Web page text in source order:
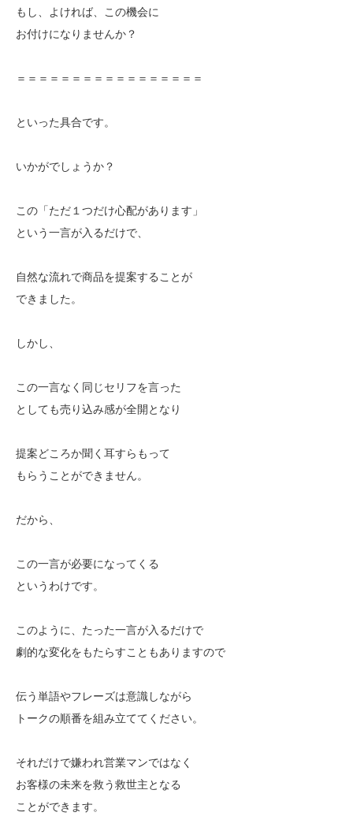
もし、よければ、この機会に
お付けになりませんか？
＝＝＝＝＝＝＝＝＝＝＝＝＝＝＝＝＝
といった具合です。
いかがでしょうか？
この「ただ１つだけ心配があります」
という一言が入るだけで、
自然な流れで商品を提案することが
できました。
しかし、
この一言なく同じセリフを言った
としても売り込み感が全開となり
提案どころか聞く耳すらもって
もらうことができません。
だから、
この一言が必要になってくる
というわけです。
このように、たった一言が入るだけで
劇的な変化をもたらすこともありますので
伝う単語やフレーズは意識しながら
トークの順番を組み立ててください。
それだけで嫌われ営業マンではなく
お客様の未来を救う救世主となる
ことができます。